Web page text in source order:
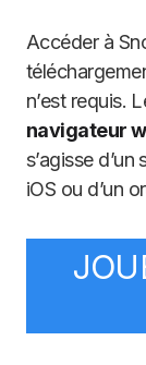
Accéder à
n’est requis.
navigateur
s’agisse
iOS ou d’un